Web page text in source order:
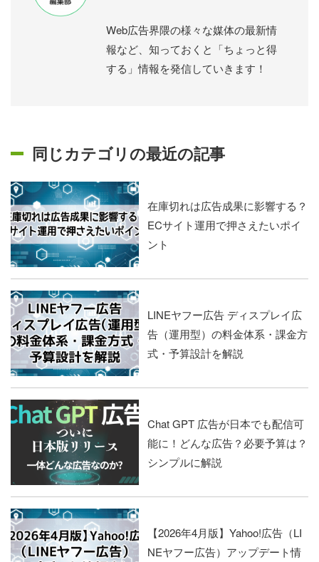
Web広告界隈の様々な媒体の最新情
報など、知っておくと「ちょっと得
する」情報を発信していきます！
同じカテゴリの最近の記事
在庫切れは広告成果に影響する？
ECサイト運用で押さえたいポイ
ント
LINEヤフー広告 ディスプレイ広
告（運用型）の料金体系・課金方
式・予算設計を解説
Chat GPT 広告が日本でも配信可
能に！どんな広告？必要予算は？
シンプルに解説
【2026年4月版】Yahoo!広告（LI
NEヤフー広告）アップデート情